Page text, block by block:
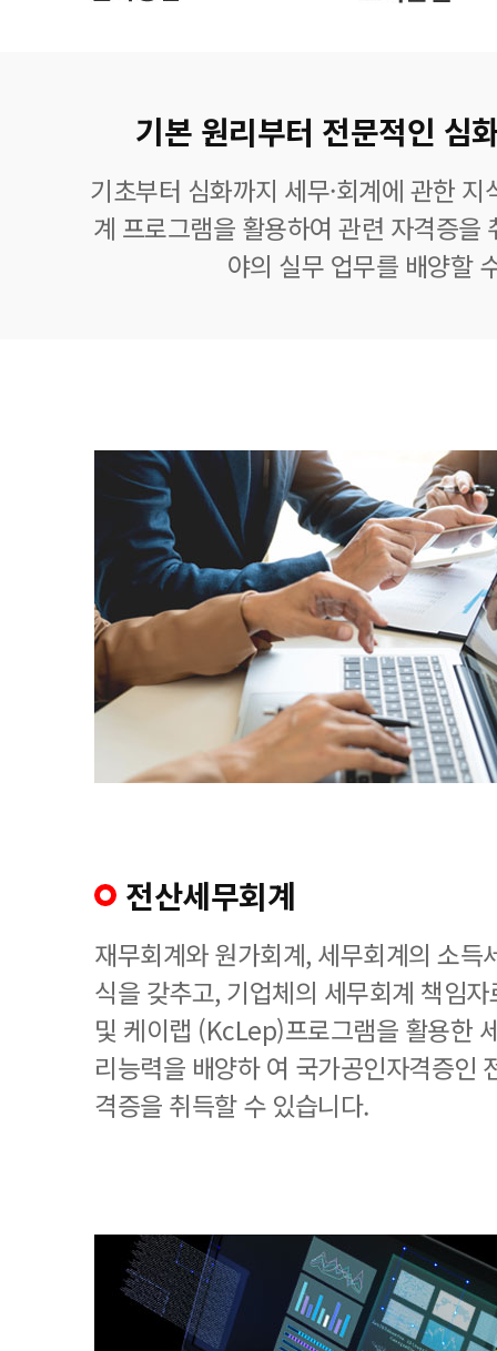
기본 원리부터 전문적인 심
기초부터 심화까지 세무·회계에 관한
계 프로그램을 활용하여 관련 자격증을
야의 실무 업무를 배양할
전산세무회계
재무회계와 원가회계, 세무회계의 소득
식을 갖추고, 기업체의 세무회계 책임
및 케이랩 (KcLep)프로그램을 활용한
리능력을 배양하 여 국가공인자격증인
격증을 취득할 수 있습니다.